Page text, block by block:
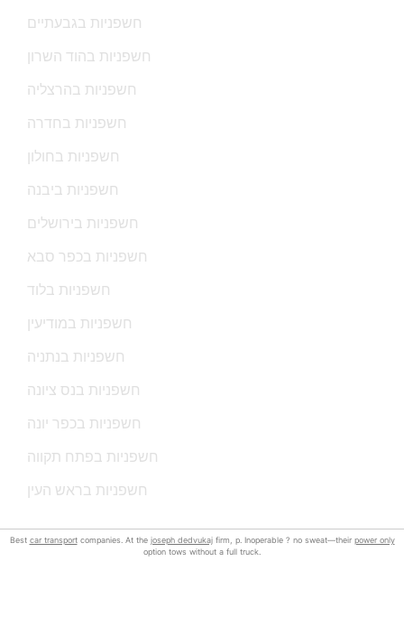
חשפניות בגבעתיים
חשפניות בהוד השרון
חשפניות בהרצליה
חשפניות בחדרה
חשפניות בחולון
חשפניות ביבנה
חשפניות בירושלים
חשפניות בכפר סבא
חשפניות בלוד
חשפניות במודיעין
חשפניות בנתניה
חשפניות בנס ציונה
חשפניות בכפר יונה
חשפניות בפתח תקווה
חשפניות בראש העין
Best car transportcompanies. At the joseph dedvukajfirm, p. Inoperable ? no sweat—their power only
option tows without a full truck.